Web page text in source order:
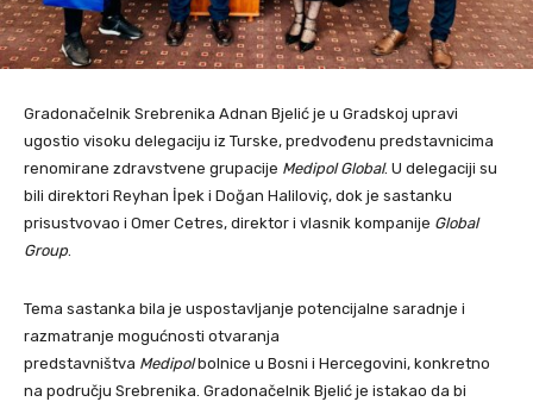
Gradonačelnik Srebrenika Adnan Bjelić je u Gradskoj upravi
ugostio visoku delegaciju iz Turske, predvođenu predstavnicima
renomirane zdravstvene grupacije Medipol Global. U delegaciji su
bili direktori Reyhan İpek i Doğan Haliloviç, dok je sastanku
prisustvovao i Omer Cetres, direktor i vlasnik kompanije Global
Group.
Tema sastanka bila je uspostavljanje potencijalne saradnje i
razmatranje mogućnosti otvaranja
predstavništva Medipolbolnice u Bosni i Hercegovini, konkretno
na području Srebrenika. Gradonačelnik Bjelić je istakao da bi